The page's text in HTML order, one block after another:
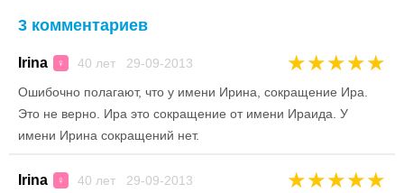
3 комментариев
Irina ♀ 40 лет 29-09-2013 ★★★★★
Ошибочно полагают, что у имени Ирина, сокращение Ира.
Это не верно. Ира это сокращение от имени Ираида. У
имени Ирина сокращений нет.
Irina ♀ 40 лет 29-09-2013 ★★★★★